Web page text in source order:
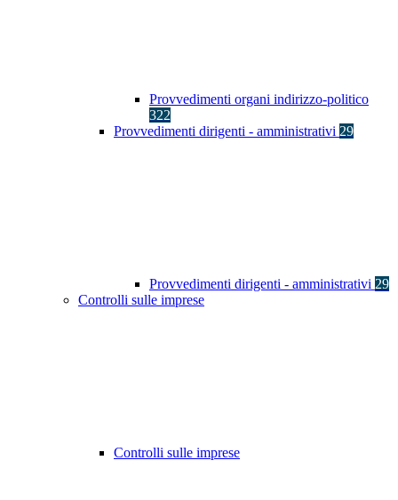
Provvedimenti organi indirizzo-politico
322
Provvedimenti dirigenti - amministrativi 29
Provvedimenti dirigenti - amministrativi 29
Controlli sulle imprese
Controlli sulle imprese